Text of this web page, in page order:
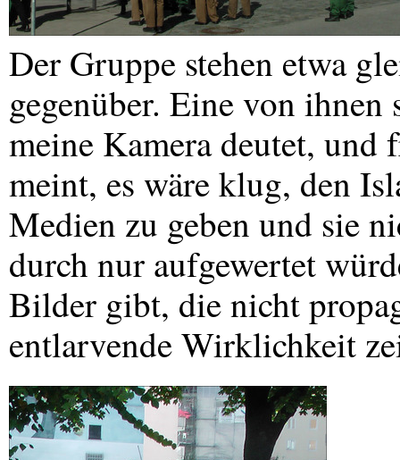
Der Gruppe stehen etwa
gegenüber. Eine von
meine Kamera deutet, und
meint, es wäre klug, den
Medien zu geben und sie
durch nur aufgewertet
Bilder gibt, die nicht
entlarvende Wirklichkeit